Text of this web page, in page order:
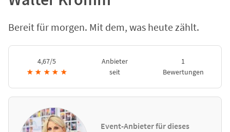
Bereit für morgen. Mit dem, was heute zählt.
4,67/5
★ ★ ★ ★ ★
Anbieter
seit
1
Bewertungen
Event-Anbieter für dieses